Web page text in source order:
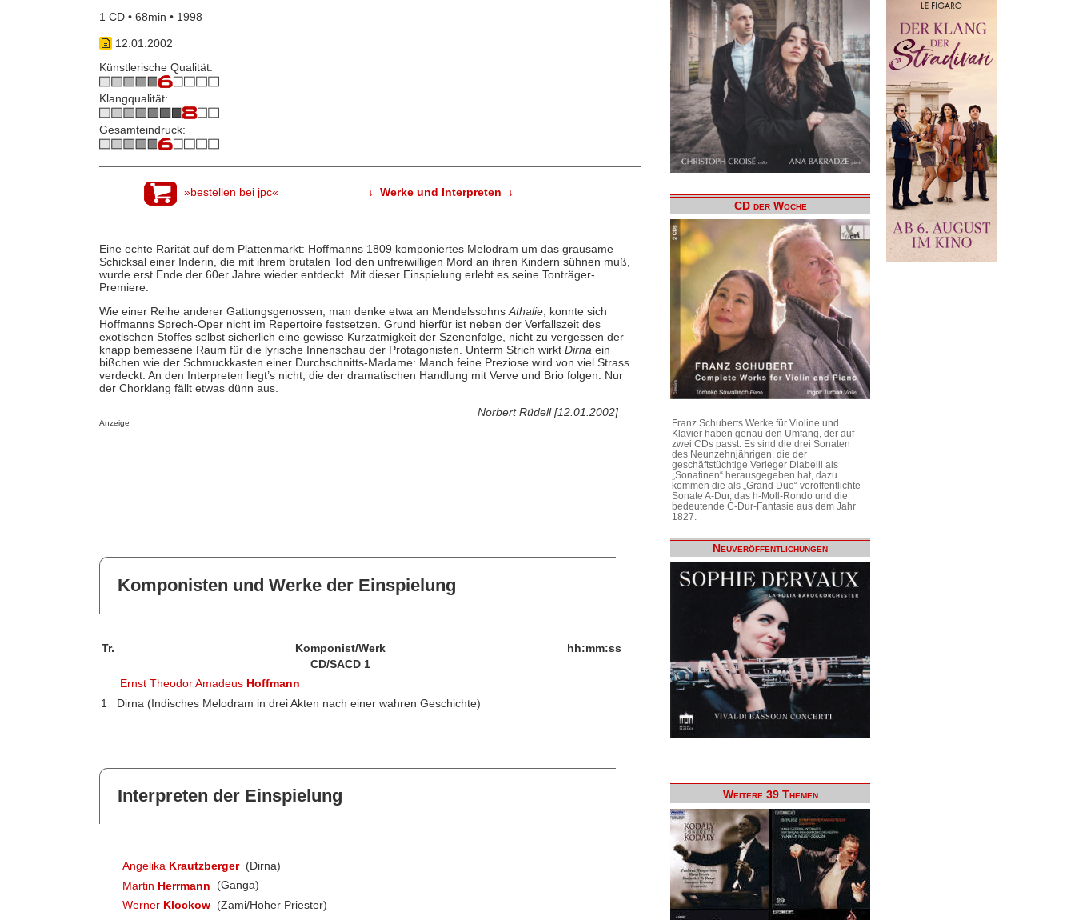
1 CD • 68min • 1998
12.01.2002
Künstlerische Qualität:
Klangqualität:
Gesamteindruck:
»bestellen bei jpc« ↓ Werke und Interpreten ↓
Eine echte Rarität auf dem Plattenmarkt: Hoffmanns 1809 komponiertes Melodram um das grausame
Schicksal einer Inderin, die mit ihrem brutalen Tod den unfreiwilligen Mord an ihren Kindern sühnen muß,
wurde erst Ende der 60er Jahre wieder entdeckt. Mit dieser Einspielung erlebt es seine Tonträger-
Premiere.
Wie einer Reihe anderer Gattungsgenossen, man denke etwa an Mendelssohns Athalie, konnte sich
Hoffmanns Sprech-Oper nicht im Repertoire festsetzen. Grund hierfür ist neben der Verfallszeit des
exotischen Stoffes selbst sicherlich eine gewisse Kurzatmigkeit der Szenenfolge, nicht zu vergessen der
knapp bemessene Raum für die lyrische Innenschau der Protagonisten. Unterm Strich wirkt Dirna ein
bißchen wie der Schmuckkasten einer Durchschnitts-Madame: Manch feine Preziose wird von viel Strass
verdeckt. An den Interpreten liegt’s nicht, die der dramatischen Handlung mit Verve und Brio folgen. Nur
der Chorklang fällt etwas dünn aus.
Norbert Rüdell [12.01.2002]
Anzeige
Komponisten und Werke der Einspielung
Tr. Komponist/Werk
hh:mm:ss
CD/SACD 1
Ernst Theodor Amadeus Hoffmann
1
Dirna (Indisches Melodram in drei Akten nach einer wahren Geschichte)
Interpreten der Einspielung
Angelika Krautzberger (Dirna)
Martin Herrmann
(Ganga)
Werner Klockow (Zami/Hoher Priester)
CD der Woche
Franz Schuberts Werke für Violine und
Klavier haben genau den Umfang, der auf
zwei CDs passt. Es sind die drei Sonaten
des Neunzehnjährigen, die der
geschäftstüchtige Verleger Diabelli als
„Sonatinen“ herausgegeben hat, dazu
kommen die als „Grand Duo“ veröffentlichte
Sonate A-Dur, das h-Moll-Rondo und die
bedeutende C-Dur-Fantasie aus dem Jahr
1827.
Neuveröffentlichungen
Weitere 39 Themen